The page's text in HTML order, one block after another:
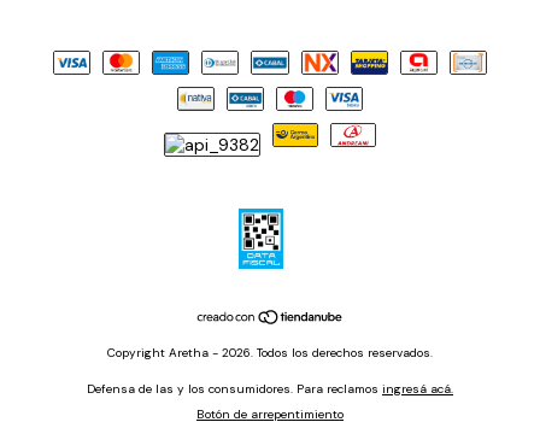
Copyright Aretha - 2026. Todos los derechos reservados.
Defensa de las y los consumidores. Para reclamos ingresá acá.
Botón de arrepentimiento